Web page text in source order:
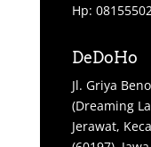
Hp:
DeDoHo
Jl. Griya
(Dreaming
Jerawat,